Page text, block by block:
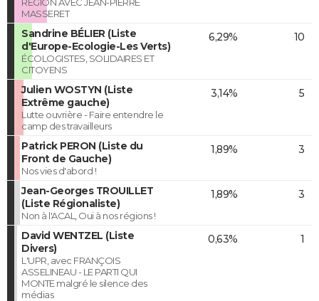
MASSERET
Sandrine BÉLIER (Liste
d'Europe-Ecologie-Les Verts)
ÉCOLOGISTES, SOLIDAIRES ET
CITOYENS
6,29% 10
Julien WOSTYN (Liste
Extrême gauche)
Lutte ouvrière - Faire entendre le
camp des travailleurs
3,14% 5
Patrick PERON (Liste du
Front de Gauche)
Nos vies d'abord !
1,89% 3
Jean-Georges TROUILLET
(Liste Régionaliste)
Non à l'ACAL, Oui à nos régions !
1,89% 3
David WENTZEL (Liste
Divers)
L'UPR, avec FRANÇOIS
ASSELINEAU - LE PARTI QUI
MONTE malgré le silence des
médias
0,63% 1